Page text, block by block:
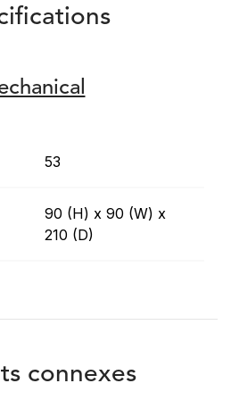
53
90 (H) x 90 (W) x
210 (D)
connexes